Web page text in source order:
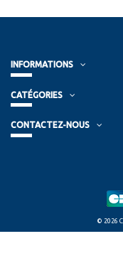
INFORMATIONS
CATÉGORIES
CONTACTEZ-NOUS
© 2026